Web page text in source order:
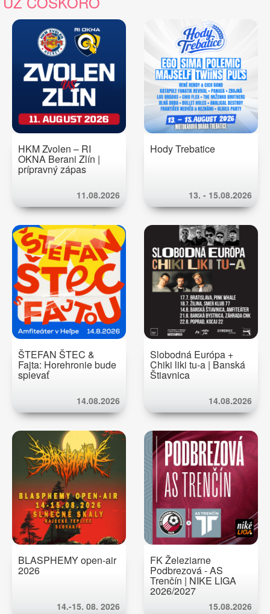
HKM Zvolen – RI
OKNA Berani Zlín |
prípravný zápas
11.08.2026
Hody Trebatice
13. - 15.08.2026
ŠTEFAN ŠTEC &
Fajta: Horehronie bude
spievať
14.08.2026
Slobodná Európa +
Chiki liki tu-a | Banská
Štiavnica
14.08.2026
BLASPHEMY open-air
2026
14.-15. 08. 2026
FK Železiarne
Podbrezová - AS
Trenčín | NIKE LIGA
2026/2027
15.08.2026